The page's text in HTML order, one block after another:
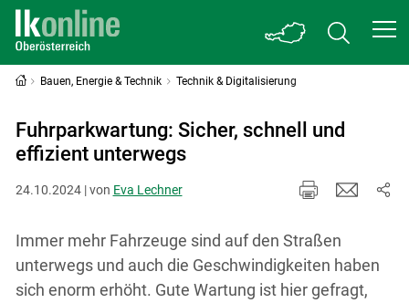
Bauen, Energie & Technik Technik & Digitalisierung
Fuhrparkwartung: Sicher, schnell und
effizient unterwegs
24.10.2024 | von Eva Lechner
Immer mehr Fahrzeuge sind auf den Straßen
unterwegs und auch die Geschwindigkeiten haben
sich enorm erhöht. Gute Wartung ist hier gefragt,